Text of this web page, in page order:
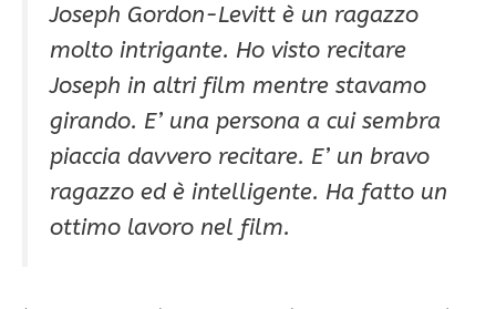
Joseph Gordon-Levitt è un ragazzo
molto intrigante. Ho visto recitare
Joseph in altri film mentre stavamo
girando. E’ una persona a cui sembra
piaccia davvero recitare. E’ un bravo
ragazzo ed è intelligente. Ha fatto un
ottimo lavoro nel film.